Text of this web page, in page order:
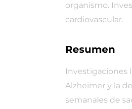
organismo.
cardiovascular.
Resumen
Investigaciones
Alzheimer y la
semanales de